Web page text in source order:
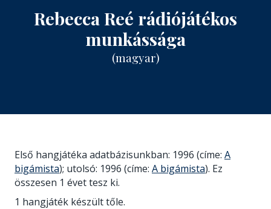
Rebecca Reé rádiójátékos
munkássága
(magyar)
Első hangjátéka adatbázisunkban: 1996 (címe: A
bigámista); utolsó: 1996 (címe: A bigámista). Ez
összesen 1 évet tesz ki.
1 hangjáték készült tőle.